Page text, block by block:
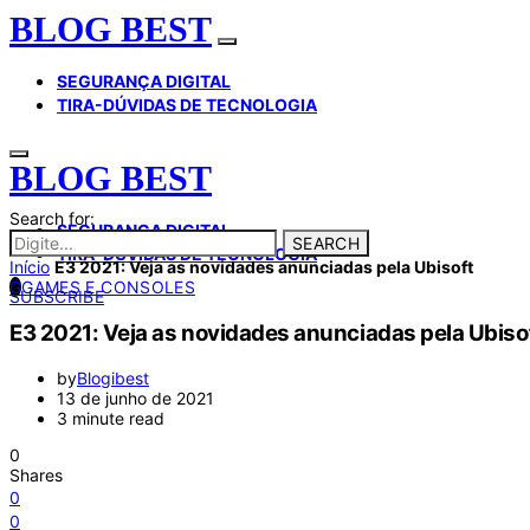
BLOG BEST
SEGURANÇA DIGITAL
TIRA-DÚVIDAS DE TECNOLOGIA
BLOG BEST
SEGURANÇA DIGITAL
TIRA-DÚVIDAS DE TECNOLOGIA
SUBSCRIBE
Search for:
SEARCH
Início E3 2021: Veja as novidades anunciadas pela Ubisoft
GGAMES E CONSOLES
E3 2021: Veja as novidades anunciadas pela
byBlogibest
13 de junho de 2021
3 minute read
0
Shares
0
0